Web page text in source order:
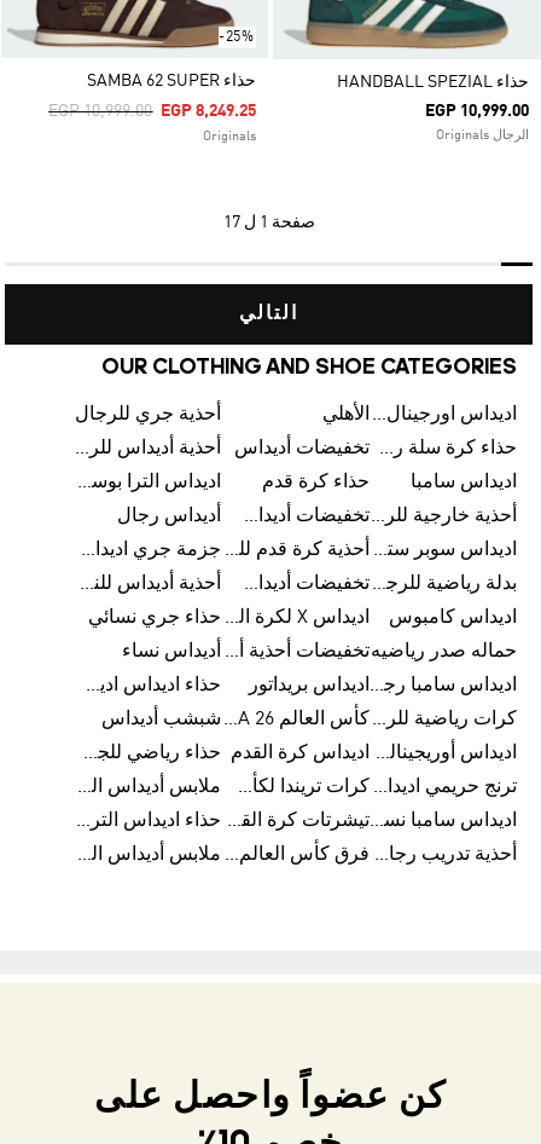
حذاء HANDBALL SPEZIAL
EGP 10,999.00
الرجال Originals
-25%
حذاء SAMBA 62 SUPER
Price Reduced From
EGP 10,999.00ToEGP 8,249.25
Originals
صفحة 1 ل 17
التالي
OUR CLOTHING AND SHOE CATEGORIES
اديداس اورجينال رجالي الأهلي
أحذية جري للرجال
حذاء كرة سلة رجالي تخفيضات أديداس
أحذية أديداس للرجال
اديداس سامبا
حذاء كرة قدم
اديداس الترا بوست للرجال
أحذية خارجية للرجال
تخفيضات أديداس للرجال
أديداس رجال
اديداس سوبر ستار رجالي
أحذية كرة قدم للرجال
جزمة جري اديداس
بدلة رياضية للرجال
تخفيضات أديداس للنساء
أحذية أديداس للنساء
اديداس كامبوس
اديداس X لكرة القدم حذاء جري نسائي
حماله صدر رياضيه
تخفيضات أحذية أديداس للرجال أديداس نساء
اديداس سامبا رجالي اديداس بريداتور
حذاء اديداس اديستار للرجال
كرات رياضية للرجال
كأس العالم FIFA 26™ شبشب أديداس
اديداس أوريجينالز للنساء
اديداس كرة القدم
حذاء رياضي للجري
ترنج حريمي اديداس
كرات تريندا لكأس العالم FIFA 26™
ملابس أديداس الرياضية
اديداس سامبا نسائي
تيشرتات كرة القدم
حذاء اديداس الترا بوست 22
أحذية تدريب رجالية
فرق كأس العالم FIFA 26™ ملابس أديداس الرجالية
كن عضواً واحصل على